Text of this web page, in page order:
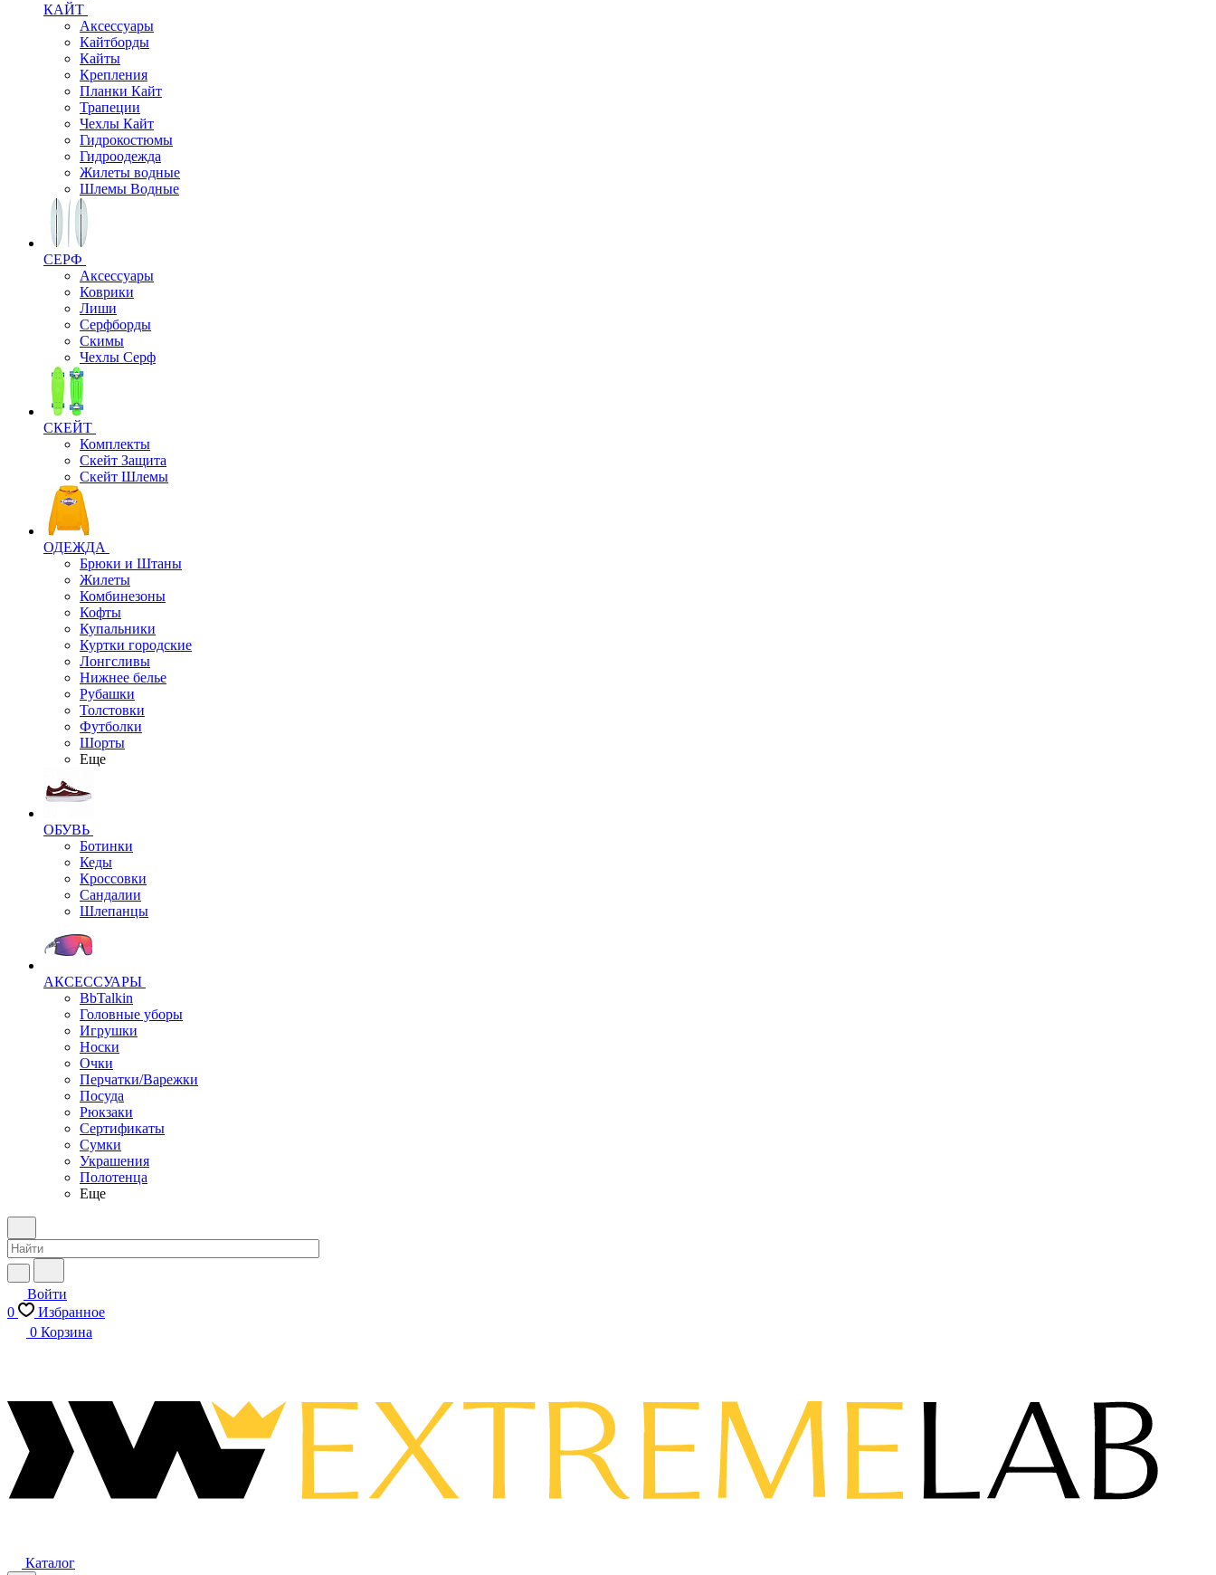
КАЙТ
Аксессуары
Кайтборды
Кайты
Крепления
Планки Кайт
Трапеции
Чехлы Кайт
Гидрокостюмы
Гидроодежда
Жилеты водные
Шлемы Водные
СЕРФ
Аксессуары
Коврики
Лиши
Серфборды
Скимы
Чехлы Cерф
СКЕЙТ
Комплекты
Скейт Защита
Скейт Шлемы
ОДЕЖДА
Брюки и Штаны
Жилеты
Комбинезоны
Кофты
Купальники
Куртки городские
Лонгсливы
Нижнее белье
Рубашки
Толстовки
Футболки
Шорты
Еще
ОБУВЬ
Ботинки
Кеды
Кроссовки
Сандалии
Шлепанцы
АКСЕССУАРЫ
BbTalkin
Головные уборы
Игрушки
Носки
Очки
Перчатки/Варежки
Посуда
Рюкзаки
Сертификаты
Сумки
Украшения
Полотенца
Еще
Войти
0
Избранное
0 Корзина
Каталог